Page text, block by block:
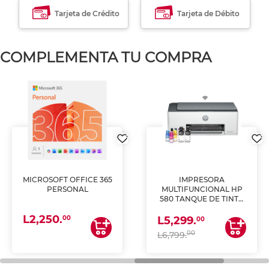
Tarjeta de Crédito Tarjeta de Débito
COMPLEMENTA TU COMPRA
MICROSOFT OFFICE 365
PERSONAL
L2,250.00
IMPRESORA
MULTIFUNCIONAL HP
580 TANQUE DE TINTA
ESCANEA)
L5,299.00
L6,799.00